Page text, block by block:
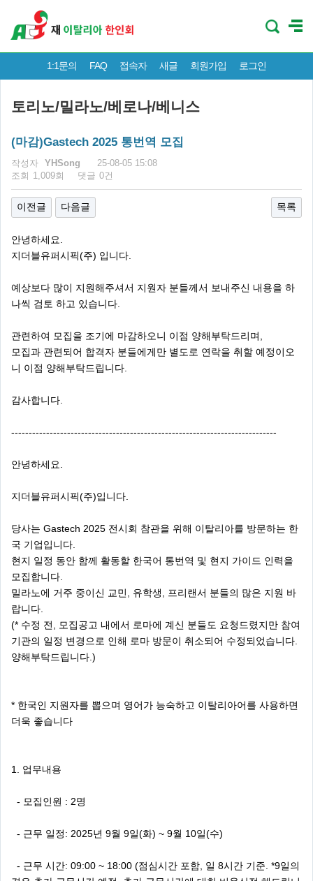
1:1문의 FAQ 접속자 새글 회원가입 로그인
토리노/밀라노/베로나/베니스
(마감)Gastech 2025 통번역 모집
페이지 정보
작성자 YHSong
25-08-05 15:08
조회
1,009회 댓글 0건
이전글 다음글 목록
안녕하세요.
지더블유퍼시픽(주) 입니다.
예상보다 많이 지원해주셔서 지원자 분들께서 보내주신 내용을 하
나씩 검토 하고 있습니다.
관련하여 모집을 조기에 마감하오니 이점 양해부탁드리며,
모집과 관련되어 합격자 분들에게만 별도로 연락을 취할 예정이오
니 이점 양해부탁드립니다.
감사합니다.
----------------------------------------------------------------------------
안녕하세요.
지더블유퍼시픽(주)입니다.
당사는 Gastech 2025 전시회 참관을 위해 이탈리아를 방문하는 한
국 기업입니다.
현지 일정 동안 함께 활동할 한국어 통번역 및 현지 가이드 인력을
모집합니다.
밀라노에 거주 중이신 교민, 유학생, 프리랜서 분들의 많은 지원 바
랍니다.
(* 수정 전, 모집공고 내에서 로마에 계신 분들도 요청드렸지만 참여
기관의 일정 변경으로 인해 로마 방문이 취소되어 수정되었습니다.
양해부탁드립니다.)
* 한국인 지원자를 뽑으며 영어가 능숙하고 이탈리아어를 사용하면
더욱 좋습니다
1. 업무내용
- 모집인원 : 2명
- 근무 일정: 2025년 9월 9일(화) ~ 9월 10일(수)
- 근무 시간: 09:00 ~ 18:00 (점심시간 포함, 일 8시간 기준. *9일의